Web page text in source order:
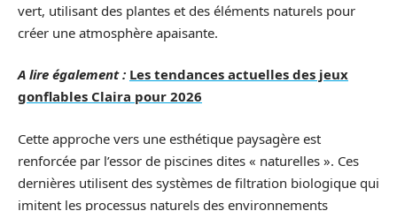
vert, utilisant des plantes et des éléments naturels pour
créer une atmosphère apaisante.
A lire également : Les tendances actuelles des jeux
gonflables Claira pour 2026
Cette approche vers une esthétique paysagère est
renforcée par l’essor de piscines dites « naturelles ». Ces
dernières utilisent des systèmes de filtration biologique qui
imitent les processus naturels des environnements